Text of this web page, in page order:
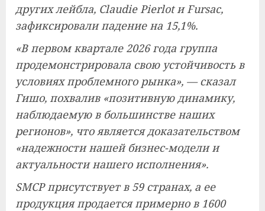
других лейбла, Claudie Pierlot и Fursac,
зафиксировали падение на 15,1%.
«В первом квартале 2026 года группа
продемонстрировала свою устойчивость в
условиях проблемного рынка», — сказал
Гишо, похвалив «позитивную динамику,
наблюдаемую в большинстве наших
регионов», что является доказательством
«надежности нашей бизнес-модели и
актуальности нашего исполнения».
SMCP присутствует в 59 странах, а ее
продукция продается примерно в 1600